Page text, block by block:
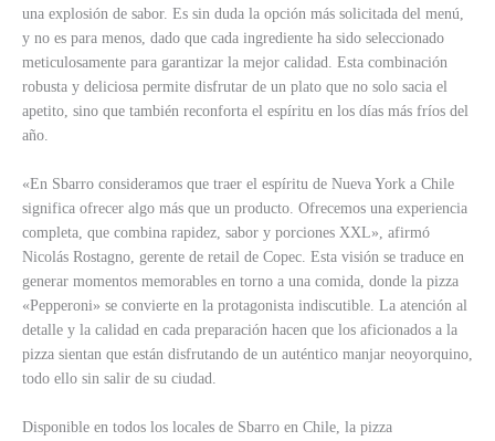
una explosión de sabor. Es sin duda la opción más solicitada del menú,
y no es para menos, dado que cada ingrediente ha sido seleccionado
meticulosamente para garantizar la mejor calidad. Esta combinación
robusta y deliciosa permite disfrutar de un plato que no solo sacia el
apetito, sino que también reconforta el espíritu en los días más fríos del
año.
«En Sbarro consideramos que traer el espíritu de Nueva York a Chile
significa ofrecer algo más que un producto. Ofrecemos una experiencia
completa, que combina rapidez, sabor y porciones XXL», afirmó
Nicolás Rostagno, gerente de retail de Copec. Esta visión se traduce en
generar momentos memorables en torno a una comida, donde la pizza
«Pepperoni» se convierte en la protagonista indiscutible. La atención al
detalle y la calidad en cada preparación hacen que los aficionados a la
pizza sientan que están disfrutando de un auténtico manjar neoyorquino,
todo ello sin salir de su ciudad.
Disponible en todos los locales de Sbarro en Chile, la pizza